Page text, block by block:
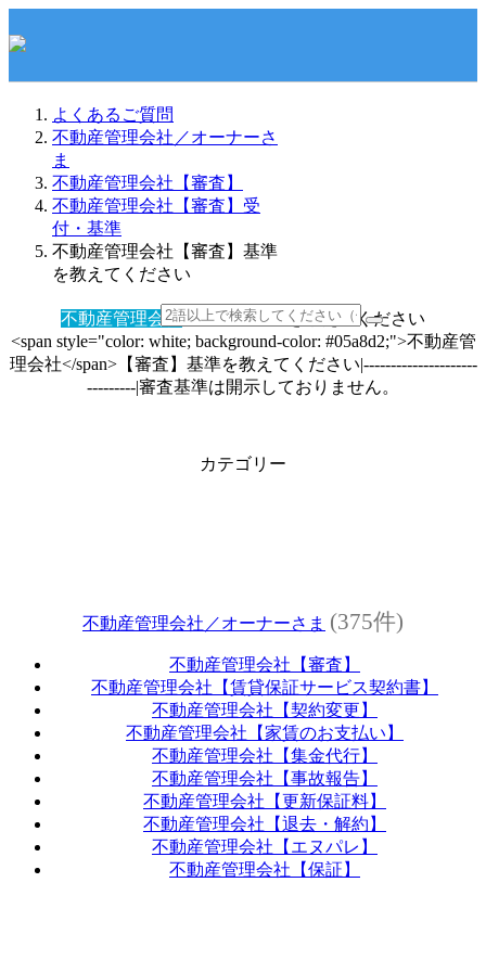
よくあるご質問
不動産管理会社／オーナーさ
ま
不動産管理会社【審査】
不動産管理会社【審査】受
付・基準
不動産管理会社【審査】基準
を教えてください
不動産管理会社【審査】基準を教えてください
<span style="color: white; background-color: #05a8d2;">不動産管
理会社</span>【審査】基準を教えてください|---------------------
---------|審査基準は開示しておりません。
カテゴリー
不動産管理会社／オーナーさま (375件)
不動産管理会社【審査】
不動産管理会社【賃貸保証サービス契約書】
不動産管理会社【契約変更】
不動産管理会社【家賃のお支払い】
不動産管理会社【集金代行】
不動産管理会社【事故報告】
不動産管理会社【更新保証料】
不動産管理会社【退去・解約】
不動産管理会社【エヌパレ】
不動産管理会社【保証】